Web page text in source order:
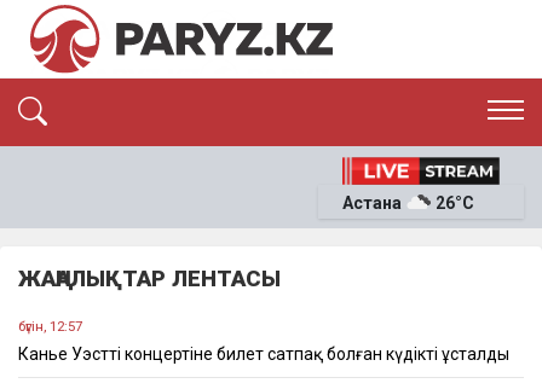
ЭКОНОМИКА
ОҚИҒА
Астана 26°C
ЖАҢАЛЫҚТАР ЛЕНТАСЫ
бүгін, 12:57
Канье Уэсттің концертіне билет сатпақ болған күдікті ұсталды